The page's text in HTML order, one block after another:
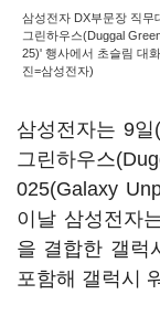
삼성전자 DX부문장 직무
그린하우스(Duggal
25)' 행사에서 초슬림 대
진=삼성전자)
삼성전자는 9
그린하우스
025(Galaxy
이날 삼성전자
을 결합한 갤럭
포함해 갤럭시